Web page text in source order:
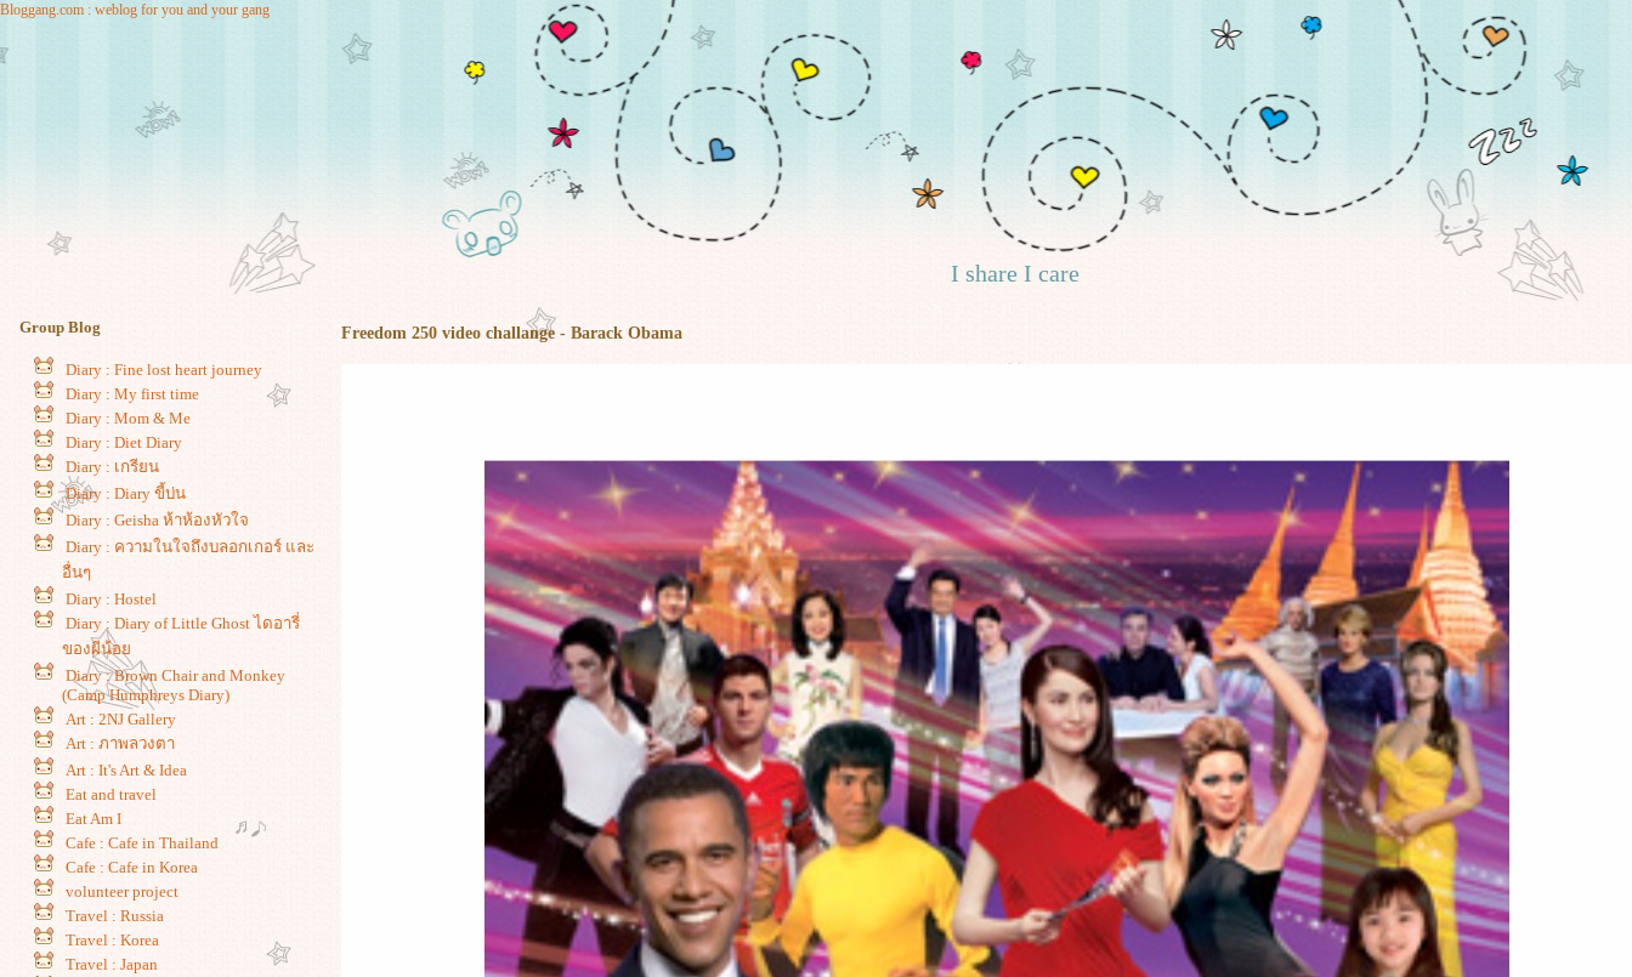
Bloggang.com : weblog for you and your gang
I share I care
Group Blog
Diary : Fine lost heart journey
Diary : My first time
Diary : Mom & Me
Diary : Diet Diary
Diary : เกรียน
Diary : Diary ขี้บ่น
Diary : Geisha ห้าห้องหัวใจ
Diary : ความในใจถึงบลอกเกอร์ และ
อื่นๆ
Diary : Hostel
Diary : Diary of Little Ghost ไดอารี่
ของผีน้อ
Diary : Brown Chair and Monkey
(Camp Humphreys Diary)
Art : 2NJ Gallery
Art : ภาพลวงตา
Art : It's Art & Idea
Eat and travel
Eat Am I
Cafe : Cafe in Thailand
Cafe : Cafe in Korea
volunteer project
Travel : Russia
Travel : Korea
Travel : Japan
Freedom 250 video challange - Barack Obama